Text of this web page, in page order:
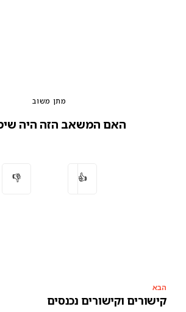
מתן משוב
האם המשאב הזה היה
👍
👎
הבא
קישורים וקישורים נכנסים